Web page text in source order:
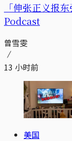
「伸张正义报
Podcast
曾雪雯
13 小时前
美国